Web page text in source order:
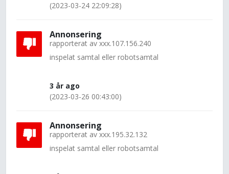
(2023-03-24 22:09:28)
Annonsering
rapporterat av xxx.107.156.240
inspelat samtal eller robotsamtal
3 år ago
(2023-03-26 00:43:00)
Annonsering
rapporterat av xxx.195.32.132
inspelat samtal eller robotsamtal